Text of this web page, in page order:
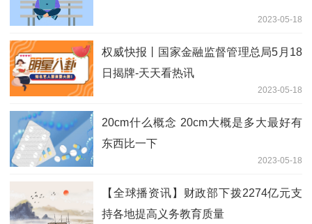
2023-05-18
权威快报丨国家金融监督管理总局5月18
日揭牌-天天看热讯
2023-05-18
20cm什么概念 20cm大概是多大最好有
东西比一下
2023-05-18
【全球播资讯】财政部下拨2274亿元支
持各地提高义务教育质量